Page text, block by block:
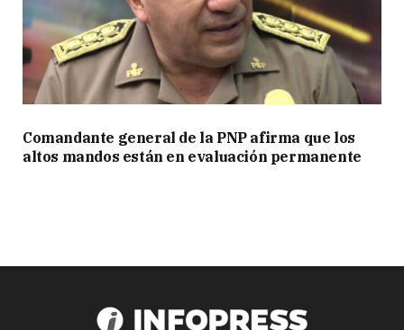
Comandante general de la PNP afirma que los
altos mandos están en evaluación permanente